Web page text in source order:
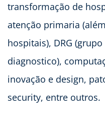
transformação de
atenção primaria
hospitais), DRG
diagnostico),
inovação e design,
security, entre outros.